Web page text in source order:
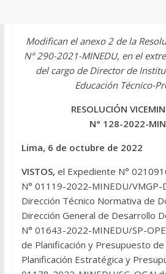
Modifican el anexo 2 de la
N° 290-2021-MINEDU, en el
del cargo de Director de
Educación Técnico-
RESOLUCIÓN
N° 128-2022-
Lima, 6 de octubre de 2022
VISTOS, el Expediente N°
N° 01119-2022-MINEDU/VMGP-
Dirección Técnico Normativa de
Dirección General de Desarrollo
N° 01643-2022-MINEDU/SP-
de Planificación y Presupuesto de
Planificación Estratégica y